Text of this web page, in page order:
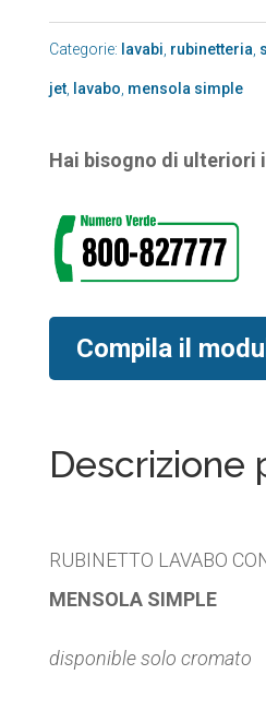
Categorie: lavabi, rubinetteria,
jet, lavabo, mensola simple
Hai bisogno di ulteriori
Compila il
Descrizione
RUBINETTO LAVABO
MENSOLA SIMPLE
disponible solo cromato